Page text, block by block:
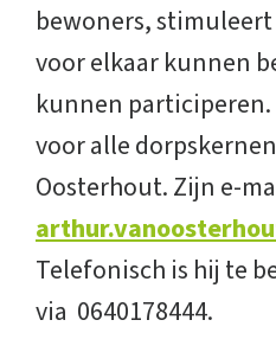
bewoners,
voor elkaar kunnen
kunnen
voor alle
Oosterhout. Zijn e-
Telefonisch is hij te
via 0640178444.